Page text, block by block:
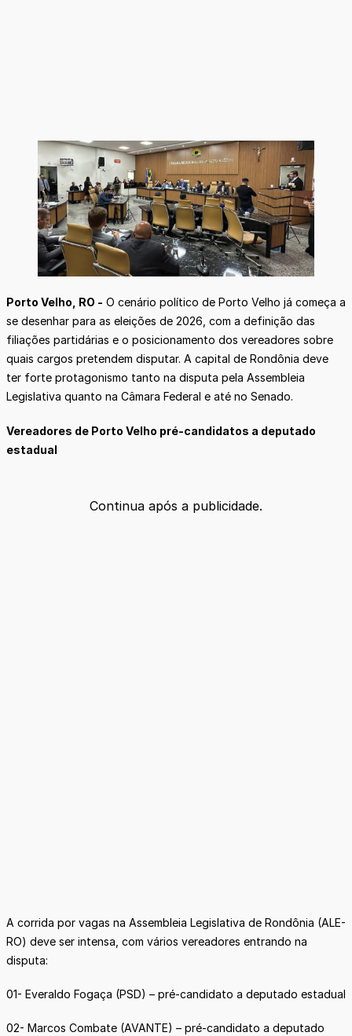
Porto Velho, RO - O cenário político de Porto Velho já começa a
se desenhar para as eleições de 2026, com a definição das
filiações partidárias e o posicionamento dos vereadores sobre
quais cargos pretendem disputar. A capital de Rondônia deve
ter forte protagonismo tanto na disputa pela Assembleia
Legislativa quanto na Câmara Federal e até no Senado.
Vereadores de Porto Velho pré-candidatos a deputado
estadual
Continua após a publicidade.
A corrida por vagas na Assembleia Legislativa de Rondônia (ALE-
RO) deve ser intensa, com vários vereadores entrando na
disputa:
01- Everaldo Fogaça (PSD) – pré-candidato a deputado estadual
02- Marcos Combate (AVANTE) – pré-candidato a deputado